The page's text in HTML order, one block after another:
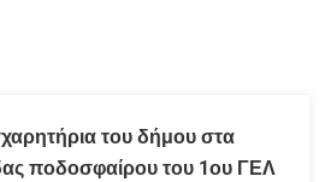
του δήμου στα
ποδοσφαίρου του 1ου ΓΕΛ